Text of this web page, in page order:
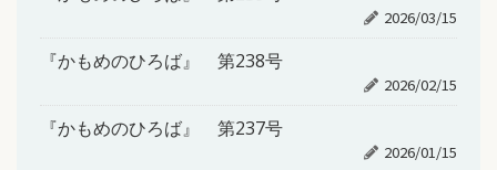
2026/03/15
『かもめのひろば』 第238号
2026/02/15
『かもめのひろば』 第237号
2026/01/15